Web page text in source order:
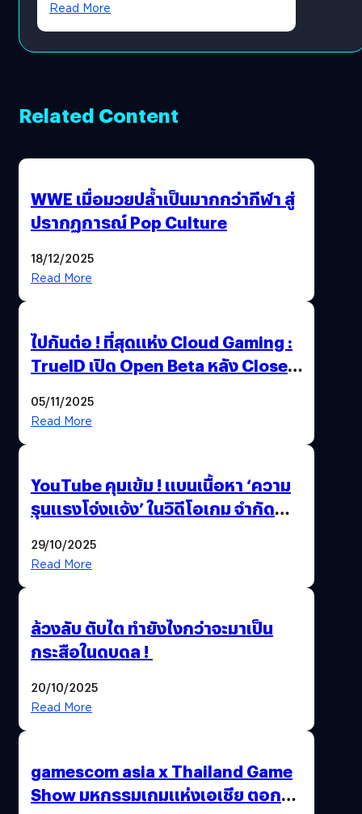
Read More
Related Content
WWE เมื่อมวยปล้ำเป็นมากกว่ากีฬา สู่
ปรากฏการณ์ Pop Culture
18/12/2025
Read More
ไปกันต่อ ! ที่สุดแห่ง Cloud Gaming :
TrueID เปิด Open Beta หลัง Close
Thailand Game Show 2025 ทะลุ 15
05/11/2025
Read More
YouTube คุมเข้ม ! แบนเนื้อหา ‘ความ
รุนแรงโจ่งแจ้ง’ ในวิดีโอเกม จำกัด
29/10/2025
Read More
ล้วงลับ ตับไต ทำยังไงกว่าจะมาเป็น
กระสือในดบดล !
20/10/2025
Read More
gamescom asia x Thailand Game
Show มหกรรมเกมแห่งเอเชีย ตอกย้ำ